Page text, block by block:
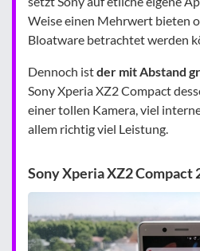
Weise einen Mehrwert bieten
Bloatware betrachtet werden
Dennoch istder mit Abstand
Sony Xperia XZ2 Compact
einer tollen Kamera, viel
allem richtig viel Leistung.
Sony Xperia XZ2 Compact